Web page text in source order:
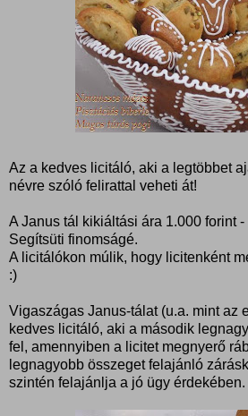
Az a kedves licitáló, aki a legtöbbet
névre szóló felirattal veheti át!
A Janus tál kikiáltási ára 1.000 forint
Segítsüti finomságé.
A licitálókon múlik, hogy licitenként
:)
Vigaszágas Janus-tálat (u.a. mint az
kedves licitáló, aki a második
fel, amennyiben a licitet megnyerő
legnagyobb összeget felajánló
szintén felajánlja a jó ügy érdekében.